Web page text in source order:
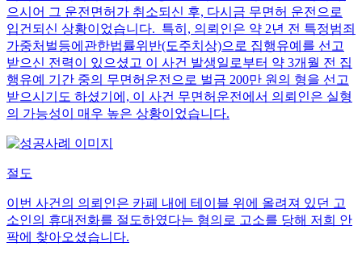
으시어 그 운전면허가 취소되신 후, 다시금 무면허 운전으로
입건되신 상황이었습니다. 특히, 의뢰인은 약 2년 전 특정범죄
가중처벌등에관한법률위반(도주치상)으로 집행유예를 선고
받으신 전력이 있으셨고 이 사건 발생일로부터 약 3개월 전 집
행유예 기간 중의 무면허운전으로 벌금 200만 원의 형을 선고
받으시기도 하셨기에, 이 사건 무면허운전에서 의뢰인은 실형
의 가능성이 매우 높은 상황이었습니다.
절도
이번 사건의 의뢰인은 카페 내에 테이블 위에 올려져 있던 고
소인의 휴대전화를 절도하였다는 혐의로 고소를 당해 저희 안
팍에 찾아오셨습니다.